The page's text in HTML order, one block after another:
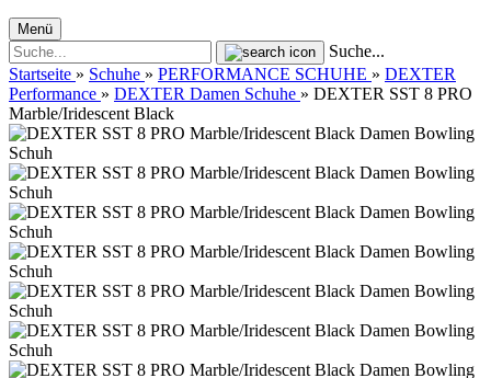
Menü
Suche...
Startseite » Schuhe » PERFORMANCE SCHUHE » DEXTER
Performance » DEXTER Damen Schuhe » DEXTER SST 8 PRO
Marble/Iridescent Black